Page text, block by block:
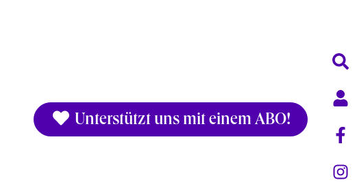
Unterstützt uns mit einem ABO!